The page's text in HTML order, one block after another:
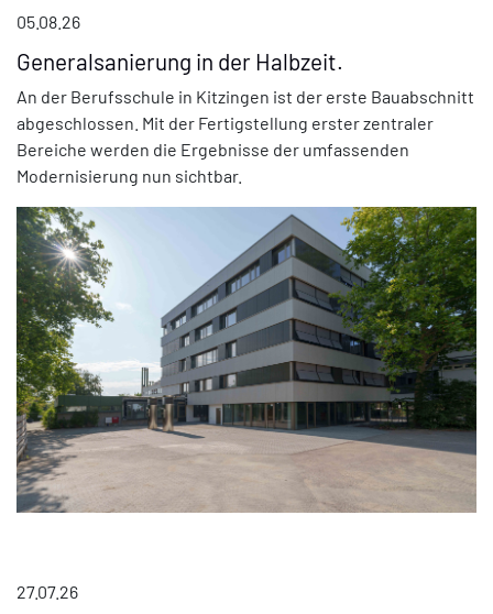
05.08.26
Generalsanierung in der Halbzeit.
An der Berufsschule in Kitzingen ist der erste Bauabschnitt
abgeschlossen. Mit der Fertigstellung erster zentraler
Bereiche werden die Ergebnisse der umfassenden
Modernisierung nun sichtbar.
27.07.26